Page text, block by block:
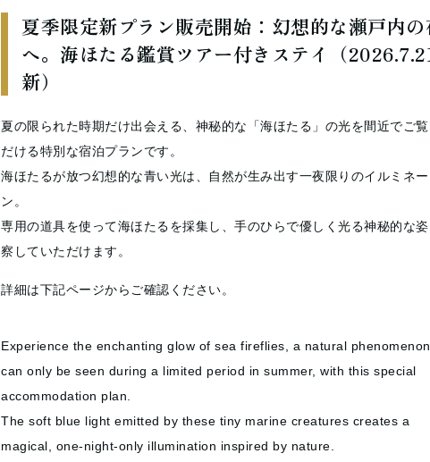
夏季限定新プラン販売開始：幻想的な瀬戸内の
へ。海ほたる鑑賞ツアー付きステイ（
新）
夏の限られた時期だけ出会える、神秘的な「海ほたる」の光を間近でご
だける特別な宿泊プランです。
海ほたるが放つ幻想的な青い光は、自然が生み出す一夜限りのイルミネー
ン。
専用の道具を使って海ほたるを採集し、手のひらで優しく光る神秘的な姿
察していただけます。
詳細は下記ページからご確認ください。
Experience the enchanting glow of sea fireflies, a natural
can only be seen during a limited period in summer, with this special
accommodation plan.
The soft blue light emitted by these tiny marine creatures creates a
magical, one-night-only illumination inspired by nature.